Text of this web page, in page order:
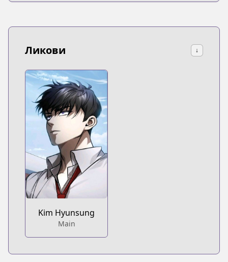
Ликови ↓
Kim Hyunsung
Main